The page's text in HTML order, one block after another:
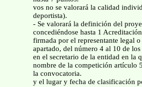
vos no se valorará la calidad
deportista).
- Se valorará la definición del
concediéndose hasta 1
firmada por el representante legal
apartado, del número 4 al 10 de
en el secretario de la entidad en la
nombre de la competición artículo
la convocatoria.
y el lugar y fecha de clasificación